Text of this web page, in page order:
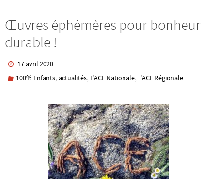
Œuvres éphémères pour bonheur
durable !
17 avril 2020
100% Enfants,actualités, L'ACE Nationale, L'ACE Régionale